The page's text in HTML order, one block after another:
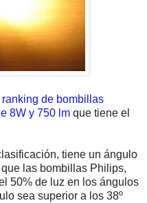
ranking de bombillas
8W y 750 lm que tiene el
tiene un ángulo
las bombillas Philips,
50% de luz en los ángulos
sea superior a los 38º